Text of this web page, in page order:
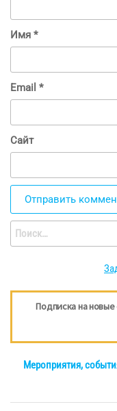
Имя *
Email *
Сайт
Найти:
Подписка на
Мероприятия,